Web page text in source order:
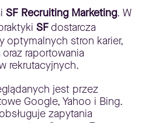
SF Recruiting Marketing. W
SF dostarcza
optymalnych stron karier,
raportowania
rekrutacyjnych.
jest przez
Google, Yahoo i Bing.
zapytania